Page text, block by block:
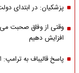
پزشکیان: در ابتدای
وقتی از وفاق صحبت
افزایش دهیم
پاسخ قالیباف به